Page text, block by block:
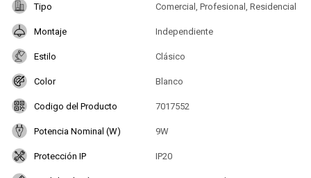
Tipo Comercial, Profesional, Residencial
Montaje Independiente
Estilo Clásico
Color Blanco
Codigo del Producto 7017552
Potencia Nominal (W) 9W
Protección IP IP20